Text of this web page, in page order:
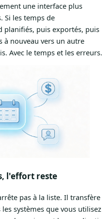
une interface plus
Si les temps de
puis exportés, puis
à nouveau vers un autre
Avec le temps et les erreurs.
l'effort reste
pas à la liste. Il transfère
systèmes que vous utilisez